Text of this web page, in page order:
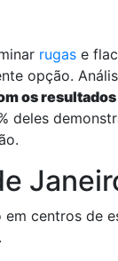
rugas e
opção.
os
deles
centros de
.